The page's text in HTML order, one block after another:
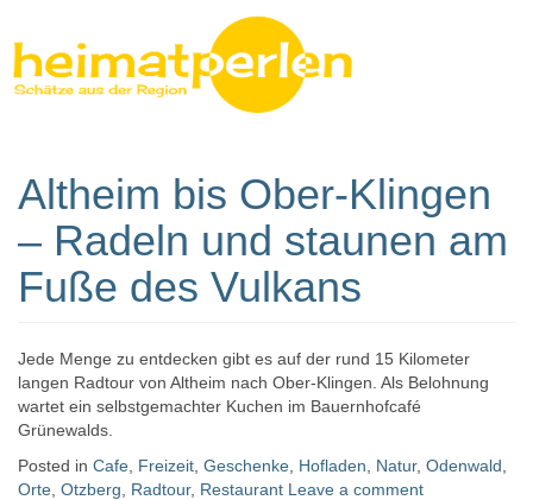
Heimatperlen
Altheim bis Ober-Klingen
– Radeln und staunen am
Fuße des Vulkans
Jede Menge zu entdecken gibt es auf der rund 15 Kilometer
langen Radtour von Altheim nach Ober-Klingen. Als Belohnung
wartet ein selbstgemachter Kuchen im Bauernhofcafé
Grünewalds.
Posted in Cafe Freizeit Geschenke Hofladen Natur, Odenwald
Orte Otzberg Radtour, Restaurant Leave a comment